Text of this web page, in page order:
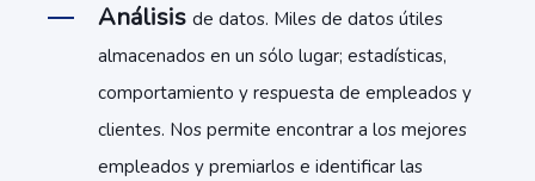
Análisis de datos. Miles de datos útiles
almacenados en un sólo lugar; estadísticas,
comportamiento y respuesta de empleados y
clientes. Nos permite encontrar a los mejores
empleados y premiarlos e identificar las